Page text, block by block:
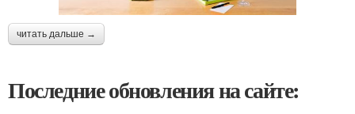
читать дальше →
Последние обновления на сайте: